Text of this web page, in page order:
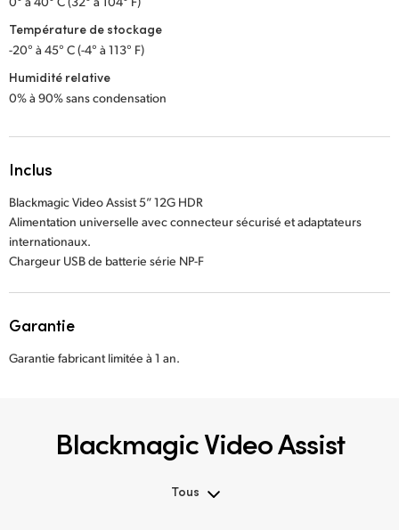
Température de stockage
-20° à 45° C (-4° à 113° F)
Humidité relative
0% à 90% sans condensation
Inclus
Blackmagic Video Assist 5” 12G HDR
Alimentation universelle avec connecteur sécurisé et adaptateurs
internationaux.
Chargeur USB de batterie série NP-F
Garantie
Garantie fabricant limitée à 1 an.
Blackmagic Video Assist
Tous